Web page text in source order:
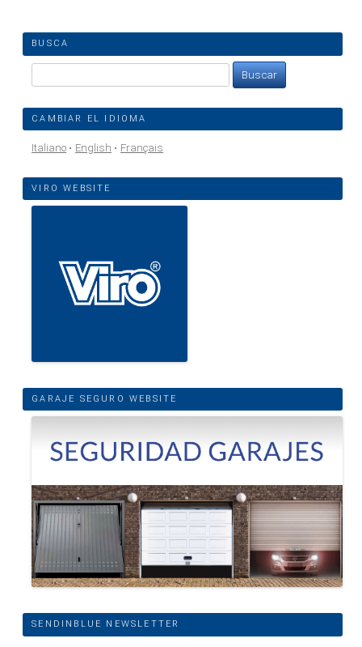
BUSCA
CAMBIAR EL IDIOMA
Italiano English Français
VIRO WEBSITE
GARAJE SEGURO WEBSITE
SENDINBLUE NEWSLETTER